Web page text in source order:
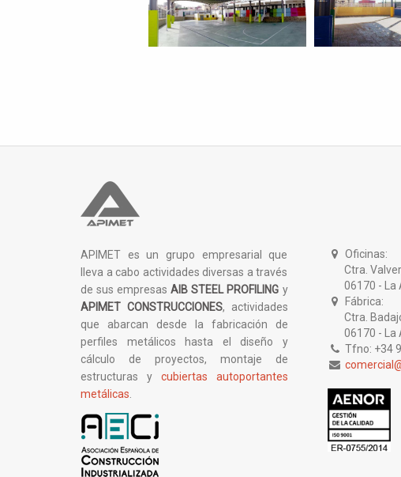
APIMET es un grupo empresarial que
lleva a cabo actividades diversas a través
de sus empresasAIB STEEL PROFILING y
APIMET CONSTRUCCIONES, actividades
que abarcan desde la fabricación de
perfiles metálicos hasta el diseño y
cálculo de proyectos, montaje de
estructuras y cubiertas autoportantes
metálicas
Oficinas:
Ctra.
06170 - La
Fábrica:
Ctra.
06170 - La
Tfno: +34